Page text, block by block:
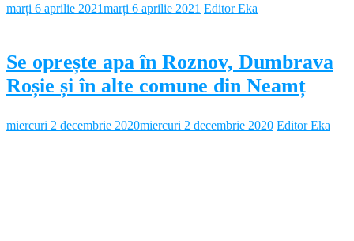
marți 6 aprilie 2021marți 6 aprilie 2021 Editor Eka
Se oprește apa în Roznov, Dumbrava
Roșie și în alte comune din Neamț
miercuri 2 decembrie 2020miercuri 2 decembrie 2020 Editor Eka